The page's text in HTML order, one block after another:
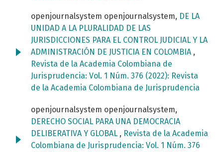
openjournalsystem openjournalsystem, DE LA
UNIDAD A LA PLURALIDAD DE LAS
JURISDICCIONES PARA EL CONTROL JUDICIAL Y LA
ADMINISTRACIÓN DE JUSTICIA EN COLOMBIA ,
Revista de la Academia Colombiana de
Jurisprudencia: Vol. 1 Núm. 376 (2022): Revista
de la Academia Colombiana de Jurisprudencia
openjournalsystem openjournalsystem,
DERECHO SOCIAL PARA UNA DEMOCRACIA
DELIBERATIVA Y GLOBAL , Revista de la Academia
Colombiana de Jurisprudencia: Vol. 1 Núm. 376